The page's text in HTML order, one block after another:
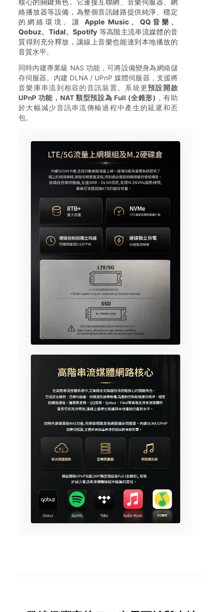
核心的關鍵角色。它連接互聯網、音樂伺服器、網
絡播放器等設備，為整個音訊鏈路提供純淨、穩定
的網絡環境。讓Apple Music、QQ音樂、
Qobuz、Tidal、Spotify 等高階主流串流媒體的音
質得到充分釋放，讓線上音樂也能達到本地播放的
音質水平。
同時內建專業級 NAS 功能，可將設備變身為網絡儲
存伺服器。內建 DLNA / UPnP 媒體伺服器，支援將
音樂庫串流到相容的音訊裝置。系統更預設開啟
UPnP 功能，NAT 類型預設為 Full (全錐形) ，有助
於大幅減少音訊串流傳輸過程中產生的延遲和丟
包。